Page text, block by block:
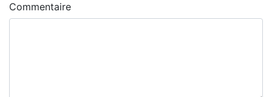
Commentaire